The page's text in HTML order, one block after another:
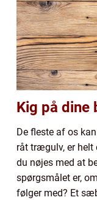
Kig på dine
De fleste af os
råt trægulv, er helt
du nøjes med at
spørgsmålet er,
følger med? Et